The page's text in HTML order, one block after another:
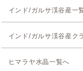
インド/ガルサ渓谷産一
インド/ガルサ渓谷産ク
ヒマラヤ水晶一覧へ